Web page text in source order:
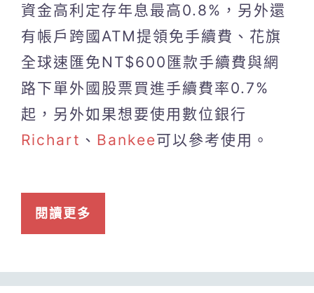
資金高利定存年息最高0.8%，另外還
有帳戶跨國ATM提領免手續費、花旗
全球速匯免NT$600匯款手續費與網
路下單外國股票買進手續費率0.7%
起，另外如果想要使用數位銀行
Richart 、 Bankee可以參考使用。
閱讀更多